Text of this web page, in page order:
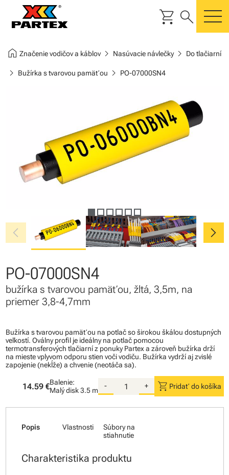
shopping_cart search
home Značenie vodičov a káblovchevron_right Nasúvacie návlečkychevron_right Do tlačiarní
chevron_right Bužírka s tvarovou pamäťou chevron_right PO-07000SN4
chevron_left chevron_right
PO-07000SN4
bužírka s tvarovou pamäťou, žltá, 3,5m, na
priemer 3,8-4,7mm
Bužírka s tvarovou pamäťou na potlač so širokou škálou dostupných
veľkostí. Oválny profil je ideálny na potlač pomocou
termotransferových tlačiarní z ponuky Partex a zároveň bužírka drží
na mieste vplyvom odporu stien voči vodiču. Bužírka vydrží aj zvislé
zapojenie (nekĺže) a chvenie (neotáča sa).
14.59 €Balenie:
Malý disk3.5 m
- + shopping_cart Pridať do košíka
Popis Vlastnosti
Súbory na
stiahnutie
Charakteristika produktu